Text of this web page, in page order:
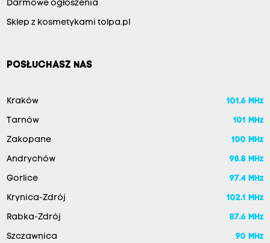
Darmowe ogłoszenia
Sklep z kosmetykami tolpa.pl
POSŁUCHASZ NAS
Kraków 101.6 MHz
Tarnów 101 MHz
Zakopane 100 MHz
Andrychów 98.8 MHz
Gorlice 97.4 MHz
Krynica-Zdrój 102.1 MHz
Rabka-Zdrój 87.6 MHz
Szczawnica 90 MHz